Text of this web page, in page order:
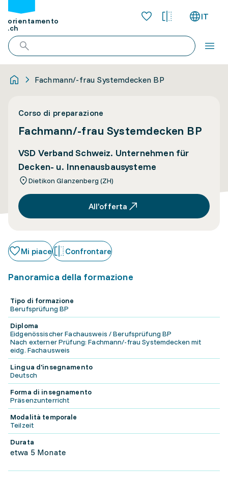
orientamento
.ch
IT
Fachmann/-frau Systemdecken BP
Corso di preparazione
Fachmann/-frau Systemdecken BP
VSD Verband Schweiz. Unternehmen für
Decken- u. Innenausbausysteme
Dietikon Glanzenberg (ZH)
All’offerta
Mi piace Confrontare
Panoramica della formazione
Tipo di formazione
Berufsprüfung BP
Diploma
Eidgenössischer Fachausweis / Berufsprüfung BP
Nach externer Prüfung: Fachmann/-frau Systemdecken mit
eidg. Fachausweis
Lingua d'insegnamento
Deutsch
Forma di insegnamento
Präsenzunterricht
Modalità temporale
Teilzeit
Durata
etwa 5 Monate